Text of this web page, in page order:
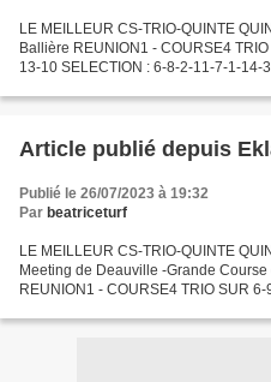
LE MEILLEUR CS-TRIO-QUINTE
Ballière REUNION1 - COURSE4
13-10 SELECTION : 6-8-2-11-7-1-14-
whatsapp...
Article
Publié le 26/07/2023 à 19:32
Par beatriceturf
LE MEILLEUR CS-TRIO-QUINTE
Meeting de Deauville -Grande
REUNION1 - COURSE4 TRIO SUR